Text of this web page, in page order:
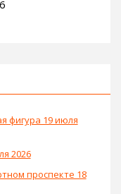
фигура 19 июля
2026
проспекте 18